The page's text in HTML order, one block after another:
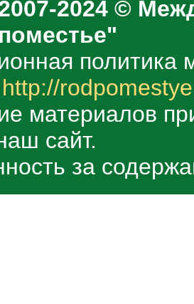
2024 ©
политика
http://
материалов
сайт.
за